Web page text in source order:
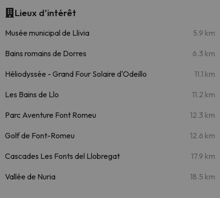
Lieux d'intérêt
Musée municipal de Llivia 5.9 km
Bains romains de Dorres 6.3 km
Héliodyssée - Grand Four Solaire d'Odeillo 11.1 km
Les Bains de Llo 11.2 km
Parc Aventure Font Romeu 12.3 km
Golf de Font-Romeu 12.6 km
Cascades Les Fonts del Llobregat 17.9 km
Vallée de Nuria 18.5 km